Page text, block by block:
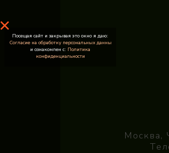
Москва,
Посещая сайт и закрывая это окно я даю:
Согласие на обработку персональных данны
и ознакомлен с: Политика
конфиденциальности
×